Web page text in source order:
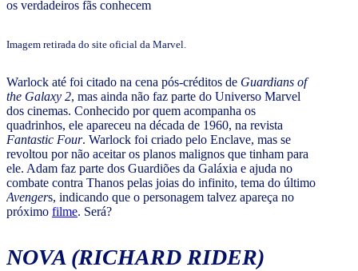
Imagem retirada do site oficial da Marvel.
Warlock até foi citado na cena pós-créditos de Guardians of
the Galaxy 2, mas ainda não faz parte do Universo Marvel
dos cinemas. Conhecido por quem acompanha os
quadrinhos, ele apareceu na década de 1960, na revista
Fantastic Four. Warlock foi criado pelo Enclave, mas se
revoltou por não aceitar os planos malignos que tinham para
ele. Adam faz parte dos Guardiões da Galáxia e ajuda no
combate contra Thanos pelas joias do infinito, tema do último
Avengers, indicando que o personagem talvez apareça no
próximo filme. Será?
NOVA (RICHARD RIDER)